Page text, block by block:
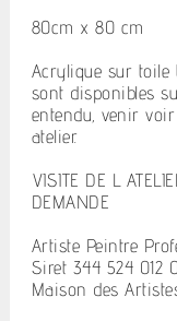
80cm x 80 cm
Acrylique sur toile
sont disponibles
entendu, venir
atelier.
VISITE DE L
DEMANDE
Artiste Peintre
Siret 344 524 012
Maison des